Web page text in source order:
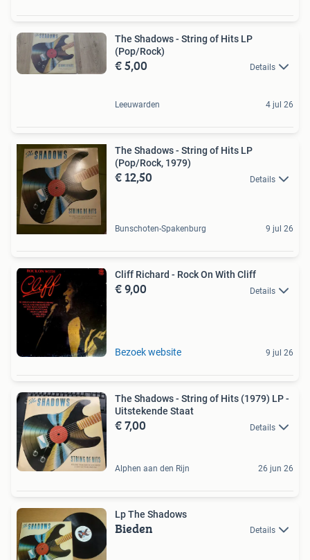
The Shadows - String of Hits LP
(Pop/Rock)
€ 5,00 Details
Leeuwarden 4 jul 26
The Shadows - String of Hits LP
(Pop/Rock, 1979)
€ 12,50 Details
Bunschoten-Spakenburg 9 jul 26
Cliff Richard - Rock On With Cliff
€ 9,00 Details
Bezoek website 9 jul 26
The Shadows - String of Hits (1979) LP -
Uitstekende Staat
€ 7,00 Details
Alphen aan den Rijn 26 jun 26
Lp The Shadows
Bieden Details